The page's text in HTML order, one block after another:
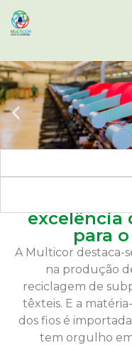
excelência
para
A Multicor destaca-
na produção
reciclagem de
têxteis. E a
dos fios é
tem orgulho